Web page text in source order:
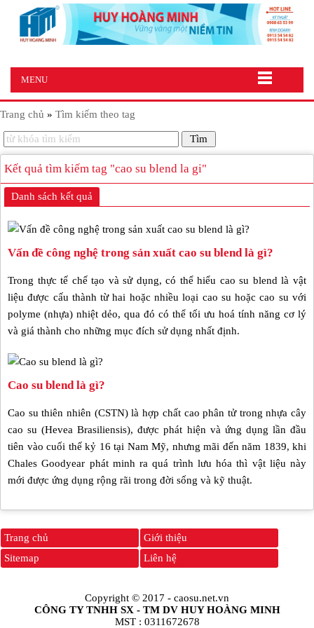
MENU
Trang chủ » Tìm kiếm theo tag
Kết quả tìm kiếm tag "cao su blend la gi"
Danh sách kết quả
Vấn đề công nghệ trong sản xuất cao su blend là gì?
Trong thực tế chế tạo và sử dụng, có thể hiểu cao su blend là vật
liệu được cấu thành từ hai hoặc nhiều loại cao su hoặc cao su với
polyme (nhựa) nhiệt dẻo, qua đó có thể tối ưu hoá tính năng cơ lý
và giá thành cho những mục đích sử dụng nhất định.
Cao su blend là gì?
Cao su thiên nhiên (CSTN) là hợp chất cao phân tử trong nhựa cây
cao su (Hevea Brasiliensis), được phát hiện và ứng dụng lần đầu
tiên vào cuối thế kỷ 16 tại Nam Mỹ, nhưng mãi đến năm 1839, khi
Chales Goodyear phát minh ra quá trình lưu hóa thì vật liệu này
mới được ứng dụng rộng rãi trong đời sống và kỹ thuật.
Trang chủ
Giới thiệu
Sitemap
Liên hệ
Copyright © 2017 - caosu.net.vn
CÔNG TY TNHH SX - TM DV HUY HOÀNG MINH
MST : 0311672678